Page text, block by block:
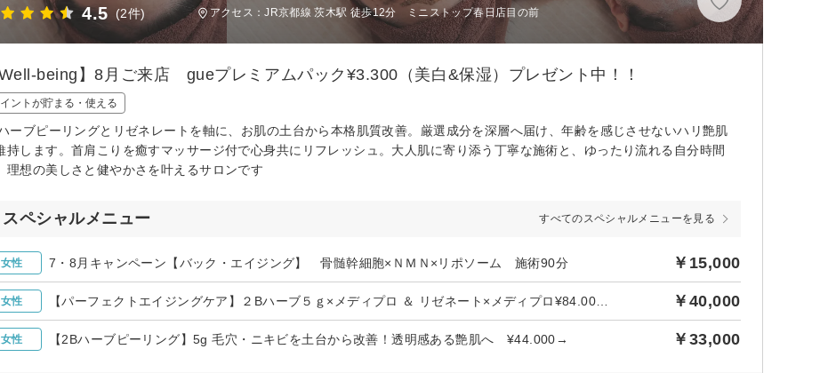
4.5 (2件) アクセス：JR京都線 茨木駅 徒歩12分 ミニストップ春日店目の前
Well-being】8月ご来店 gueプレミアムパック¥3.300（美白&保湿）プレゼント中！！
ントが貯まる・使える
ーブピーリングとリゼネレートを軸に、お肌の土台から本格肌質改善。厳選成分を深層へ届け、年齢を感じさせないハリ艶肌
持します。首肩こりを癒すマッサージ付で心身共にリフレッシュ。大人肌に寄り添う丁寧な施術と、ゆったり流れる自分時間
理想の美しさと健やかさを叶えるサロンです
スペシャルメニュー すべてのスペシャルメニューを見る
女性 7・8月キャンペーン【バック・エイジング】 骨髄幹細胞×ＮＭＮ×リポソーム 施術90分 ￥15,000
女性 ￥40,000
女性 【2Bハーブピーリング】5g 毛穴・ニキビを土台から改善！透明感ある艶肌へ ¥44.000→ ￥33,000